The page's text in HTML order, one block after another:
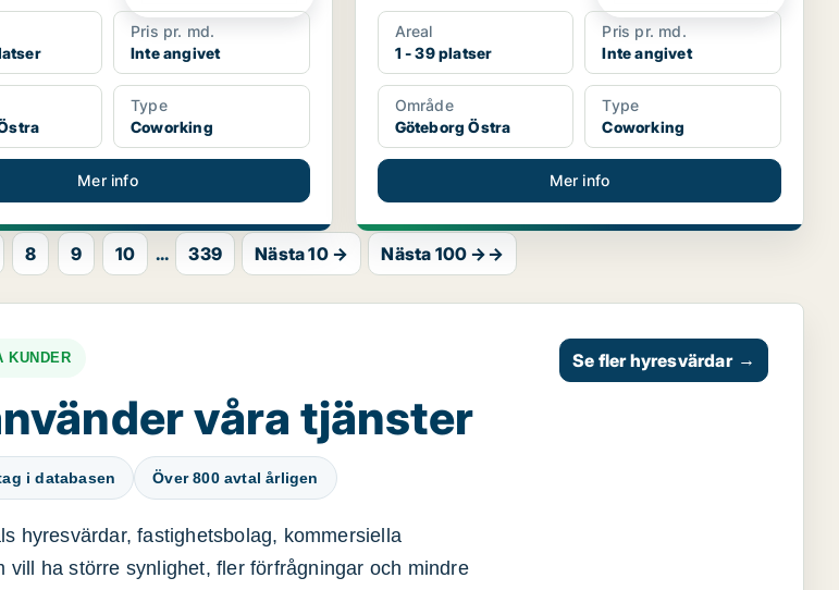
håller ...
Pris pr. md.
Inte angivet
Type
Coworking
Mer info
hist...
Areal
1 - 39 platser
Pris pr. md.
Inte angivet
Område
Göteborg Östra
Type
Coworking
Mer info
8 9 10 ... 339 Nästa 10 → Nästa 100 →→
KUNDER
våra tjänster
i databasen Över 800 avtal årligen
hyresvärdar, fastighetsbolag, kommersiella
ha större synlighet, fler förfrågningar och mindre
Se fler hyresvärdar →